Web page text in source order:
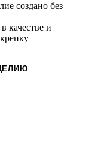
создано без
качестве и